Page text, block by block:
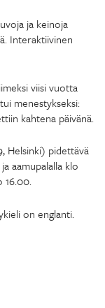
ja keinoja
Interaktiivinen
viisi vuotta
menestykseksi:
kahtena päivänä.
Helsinki) pidettävä
aamupalalla klo
16.00.
on englanti.